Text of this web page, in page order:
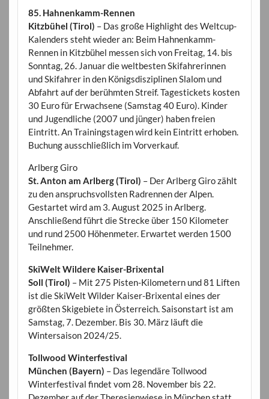
85. Hahnenkamm-Rennen
Kitzbühel (Tirol) – Das große Highlight des Weltcup-
Kalenders steht wieder an: Beim Hahnenkamm-
Rennen in Kitzbühel messen sich von Freitag, 14. bis
Sonntag, 26. Januar die weltbesten Skifahrerinnen
und Skifahrer in den Königsdisziplinen Slalom und
Abfahrt auf der berühmten Streif. Tagestickets kosten
30 Euro für Erwachsene (Samstag 40 Euro). Kinder
und Jugendliche (2007 und jünger) haben freien
Eintritt. An Trainingstagen wird kein Eintritt erhoben.
Buchung ausschließlich im Vorverkauf.
Arlberg Giro
St. Anton am Arlberg (Tirol) – Der Arlberg Giro zählt
zu den anspruchsvollsten Radrennen der Alpen.
Gestartet wird am 3. August 2025 in Arlberg.
Anschließend führt die Strecke über 150 Kilometer
und rund 2500 Höhenmeter. Erwartet werden 1500
Teilnehmer.
SkiWelt Wildere Kaiser-Brixental
Soll (Tirol) – Mit 275 Pisten-Kilometern und 81 Liften
ist die SkiWelt Wilder Kaiser-Brixental eines der
größten Skigebiete in Österreich. Saisonstart ist am
Samstag, 7. Dezember. Bis 30. März läuft die
Wintersaison 2024/25.
Tollwood Winterfestival
München (Bayern) – Das legendäre Tollwood
Winterfestival findet vom 28. November bis 22.